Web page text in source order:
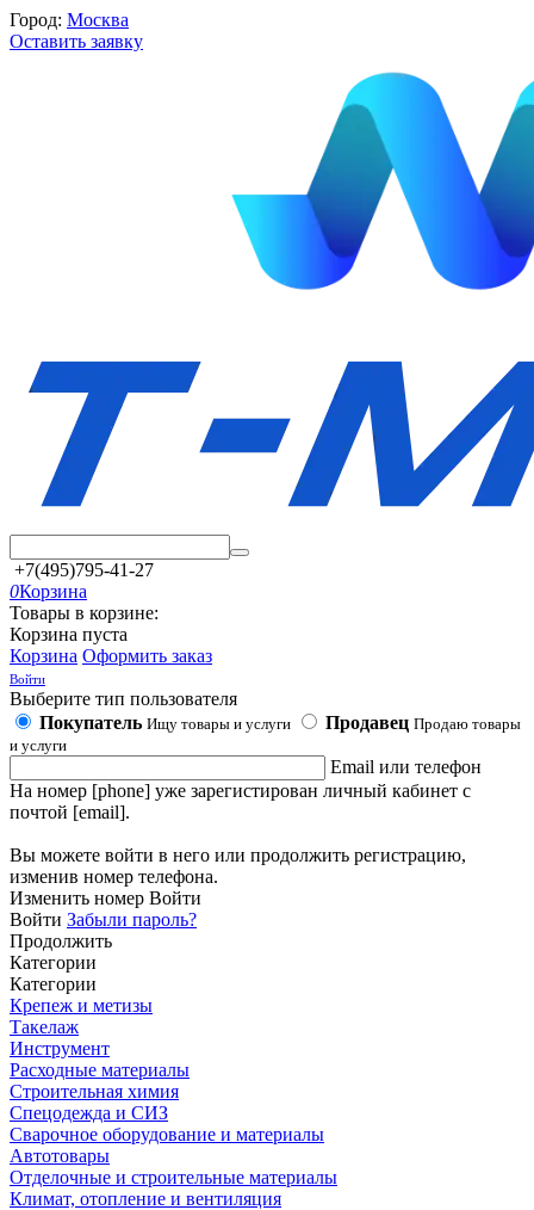
Город: Москва
Оставить заявку
+7(495)795-41-27
0Корзина
Товары в корзине:
Корзина пуста
Корзина Оформить заказ
Войти
Выберите тип пользователя
Покупатель Ищу товары и услуги Продавец Продаю товары
и услуги
Email или телефон
На номер [phone] уже зарегистирован личный кабинет с
почтой [email].
Вы можете войти в него или продолжить регистрацию,
изменив номер телефона.
Изменить номер Войти
Войти Забыли пароль?
Продолжить
Категории
Категории
Крепеж и метизы
Такелаж
Инструмент
Расходные материалы
Строительная химия
Спецодежда и СИЗ
Сварочное оборудование и материалы
Автотовары
Отделочные и строительные материалы
Климат, отопление и вентиляция